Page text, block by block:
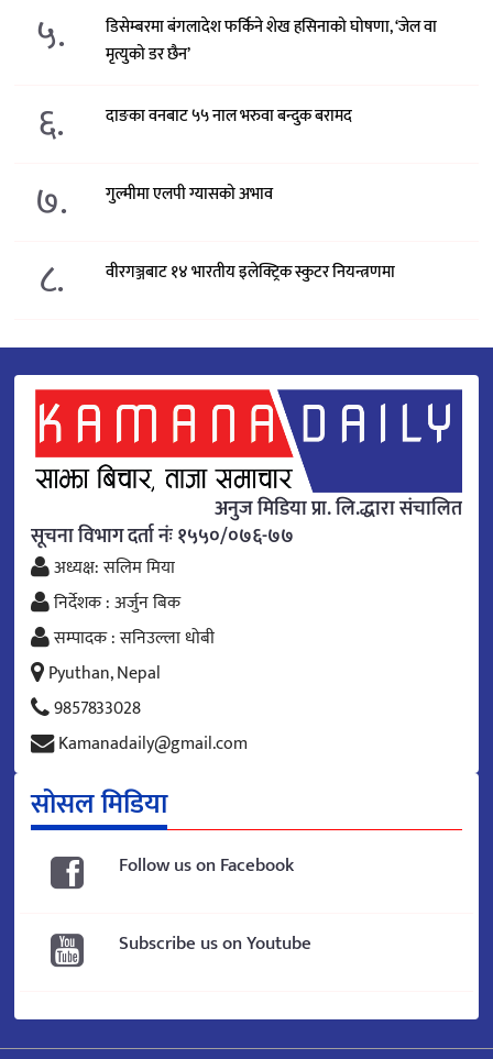
५.
डिसेम्बरमा बंगलादेश फर्किने शेख हसिनाको घोषणा, ‘जेल वा
मृत्युको डर छैन’
६. दाङका वनबाट ५५ नाल भरुवा बन्दुक बरामद
७. गुल्मीमा एलपी ग्यासको अभाव
८. वीरगञ्जबाट १४ भारतीय इलेक्ट्रिक स्कुटर नियन्त्रणमा
अनुज मिडिया प्रा. लि.द्धारा संचालित
सूचना विभाग दर्ता नंः १५५०/०७६-७७
अध्यक्ष: सलिम मिया
निर्देशक : अर्जुन बिक
सम्पादक : सनिउल्ला धोबी
Pyuthan, Nepal
9857833028
Kamanadaily@gmail.com
सोसल मिडिया
Follow us on Facebook
Subscribe us on Youtube